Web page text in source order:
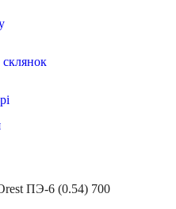
склянок
ПЭ-6 (0.54) 700